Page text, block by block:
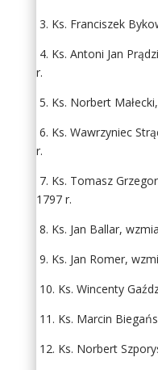
3. Ks. Franciszek
4. Ks. Antoni Jan
r.
5. Ks. Norbert
6. Ks. Wawrzyniec
r.
7. Ks. Tomasz
1797 r.
8. Ks. Jan Ballar,
9. Ks. Jan Romer,
10. Ks. Wincenty
11. Ks. Marcin
12. Ks. Norbert